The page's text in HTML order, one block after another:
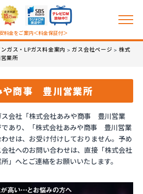
料金をご案内＜料金保証付＞
ガス・LPガス料金案内 >ガス会社ページ > 株式
業所
や商事 豊川営業所
ス会社「株式会社あみや商事 豊川営業
あり、「株式会社あみや商事 豊川営業
せは、お受け付けしておりません。予め
社へのお問い合わせは、直接「株式会社
」へとご連絡をお願いいたします。